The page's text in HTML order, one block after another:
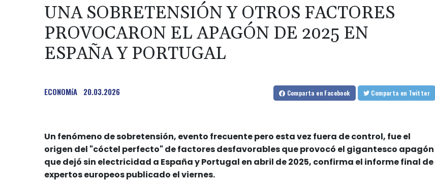
UNA SOBRETENSIÓN Y OTROS FACTORES
PROVOCARON EL APAGÓN DE 2025 EN
ESPAÑA Y PORTUGAL
ECONOMíA 20.03.2026 Comparta en Facebook Comparta en Twitter
Un fenómeno de sobretensión, evento frecuente pero esta vez fuera de control, fue el
origen del "cóctel perfecto" de factores desfavorables que provocó el gigantesco apagón
que dejó sin electricidad a España y Portugal en abril de 2025, confirma el informe final de
expertos europeos publicado el viernes.